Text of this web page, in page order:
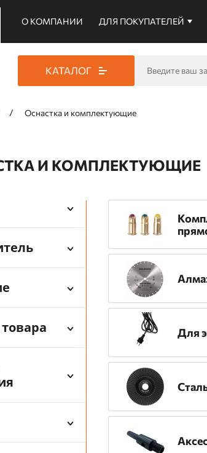
О КОМПАНИИ ДЛЯ ПОКУПАТЕЛЕЙ
КАТАЛОГ
Оснастка и комплектующие
И КОМПЛЕКТУЮЩИЕ
Для